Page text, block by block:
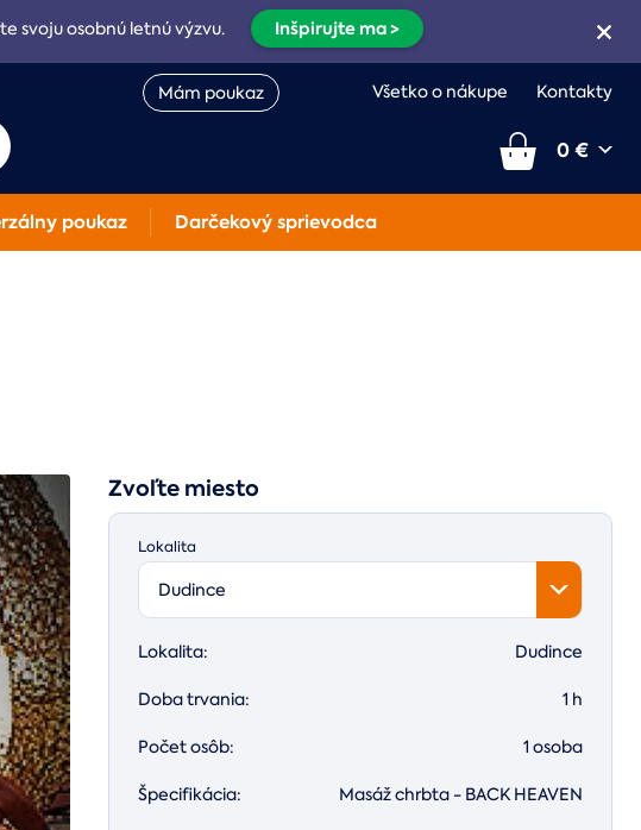
svoju osobnú letnú výzvu. Inšpirujte ma >
Mám poukaz Všetko o nákupe Kontakty
0 €
poukaz Darčekový sprievodca
Zvoľte miesto
Lokalita
Dudince
Lokalita: Dudince
Doba trvania: 1 h
Počet osôb: 1 osoba
Špecifikácia: Masáž chrbta - BACK HEAVEN